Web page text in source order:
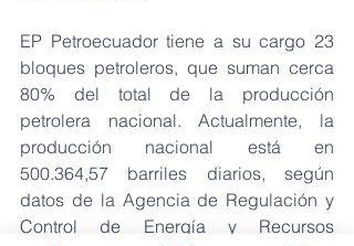
EP Petroecuador tiene a su cargo 23
bloques petroleros, que suman cerca
80% del total de la producción
petrolera nacional. Actualmente, la
producción nacional está en
500.364,57 barriles diarios, según
datos de la Agencia de Regulación y
Control de Energía y Recursos